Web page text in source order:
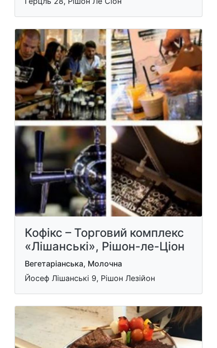
Кофікс – Торговий комплекс
«Лішанські», Рішон-ле-Ціон
Вегетаріанська, Молочна
Йосеф Лішанські 9, Рішон Лезійон